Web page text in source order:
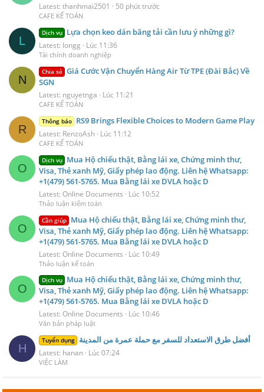
Latest: thanhmai2501 50 phút trước
CAFE KẾ TOÁN
L
Dịch vụ Lựa chọn keo dán băng tải cần lưu ý những gì?
Latest: longg Lúc 11:36
Tài chính doanh nghiệp
N
Chia sẻ Giá Cước Vận Chuyển Hàng Air Từ TPE (Đài Bắc) Về
SGN
Latest: nguyetnga Lúc 11:21
CAFE KẾ TOÁN
R
Thông báo RS9 Brings Flexible Choices to Modern Game Play
Latest: RenzoAsh Lúc 11:12
CAFE KẾ TOÁN
O
Dịch vụ Mua Hộ chiếu thật, Bằng lái xe, Chứng minh thư,
Visa, Thẻ xanh Mỹ, Giấy phép lao động. Liên hệ Whatsapp:
+1(479) 561-5765. Mua Bằng lái xe DVLA hoặc D
Latest: Online Documents Lúc 10:52
Thảo luận kiểm toán
O
Cần giúp Mua Hộ chiếu thật, Bằng lái xe, Chứng minh thư,
Visa, Thẻ xanh Mỹ, Giấy phép lao động. Liên hệ Whatsapp:
+1(479) 561-5765. Mua Bằng lái xe DVLA hoặc D
Latest: Online Documents Lúc 10:49
Thảo luận kế toán
O
Dịch vụ Mua Hộ chiếu thật, Bằng lái xe, Chứng minh thư,
Visa, Thẻ xanh Mỹ, Giấy phép lao động. Liên hệ Whatsapp:
+1(479) 561-5765. Mua Bằng lái xe DVLA hoặc D
Latest: Online Documents Lúc 10:46
Văn bản pháp luật
H
Tuyển dụng أفضل طرق الاستعداد للسفر مع حملة عمرة من المدينة
Latest: hanan Lúc 07:24
VIỆC LÀM